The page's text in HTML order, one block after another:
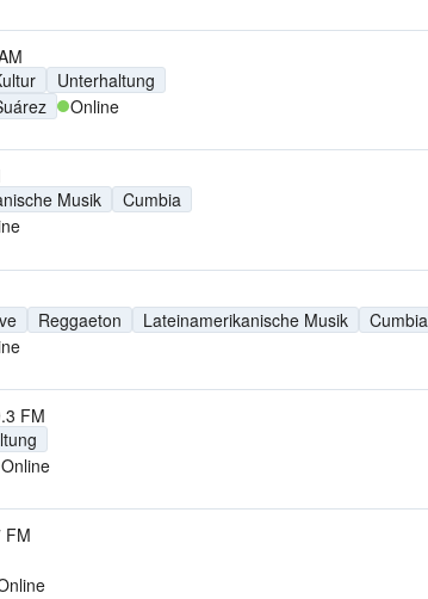
Unterhaltung
Online
Musik
Cumbia
Reggaeton Lateinamerikanische Musik
Cumbia
FM
Online
FM